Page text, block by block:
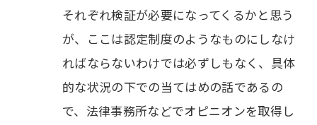
それぞれ検証が必要になってくるかと思う
が、ここは認定制度のようなものにしなけ
ればならないわけでは必ずしもなく、具体
的な状況の下での当てはめの話であるの
で、法律事務所などでオピニオンを取得し